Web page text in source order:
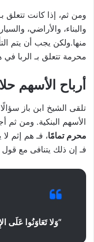
ومن ثم، إذا كانت تتعلق
والبناء، والأراضي،
منها.ولكن يجب أن يتم
محرمة تتعلق بـ الربا
أرباح الأسهم
تلقى الشيخ ابن باز
الأسهم البنكية. ومن ثم
محرم تمامًا، فـ هم إثم
فـ إن ذلك يتنافى مع
“وَلا تَعَاوَنُوا عَلَى